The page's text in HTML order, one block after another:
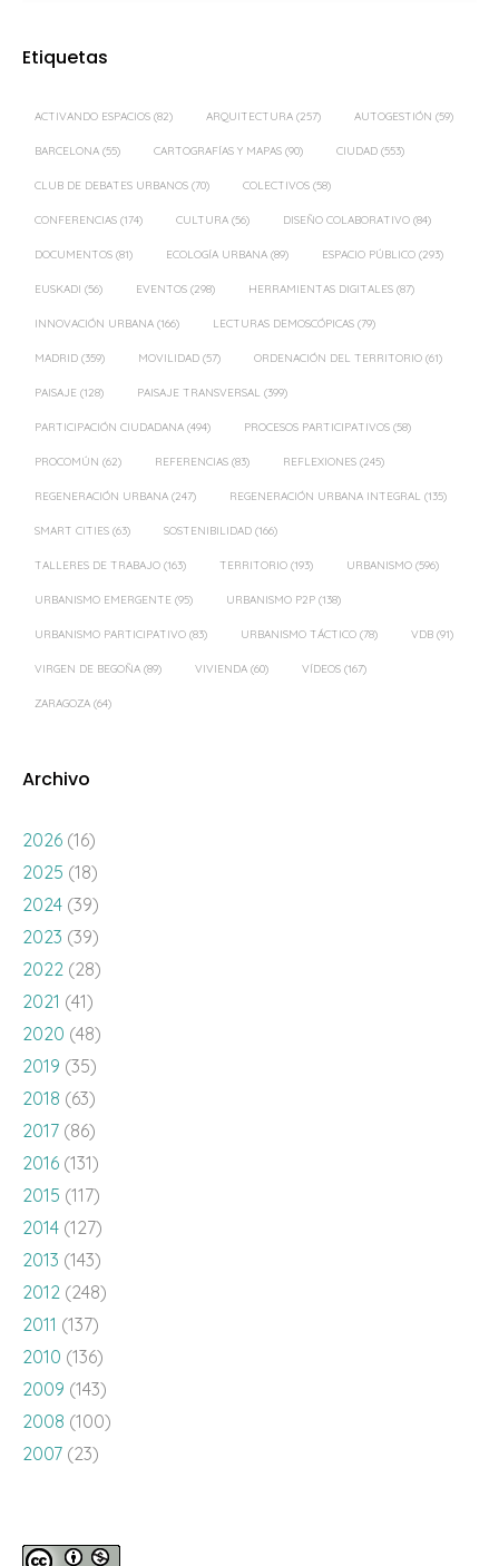
Etiquetas
ACTIVANDO ESPACIOS (82) ARQUITECTURA (257) AUTOGESTIÓN (59)
BARCELONA (55) CARTOGRAFÍAS Y MAPAS (90) CIUDAD (553)
CLUB DE DEBATES URBANOS (70) COLECTIVOS (58)
CONFERENCIAS (174) CULTURA (56) DISEÑO COLABORATIVO (84)
DOCUMENTOS (81) ECOLOGÍA URBANA (89) ESPACIO PÚBLICO (293)
EUSKADI (56) EVENTOS (298) HERRAMIENTAS DIGITALES (87)
INNOVACIÓN URBANA (166) LECTURAS DEMOSCÓPICAS (79)
MADRID (359) MOVILIDAD (57) ORDENACIÓN DEL TERRITORIO (61)
PAISAJE (128) PAISAJE TRANSVERSAL (399)
PARTICIPACIÓN CIUDADANA (494) PROCESOS PARTICIPATIVOS (58)
PROCOMÚN (62) REFERENCIAS (83) REFLEXIONES (245)
REGENERACIÓN URBANA (247) REGENERACIÓN URBANA INTEGRAL (135)
SMART CITIES (63) SOSTENIBILIDAD (166)
TALLERES DE TRABAJO (163) TERRITORIO (193) URBANISMO (596)
URBANISMO EMERGENTE (95) URBANISMO P2P (138)
URBANISMO PARTICIPATIVO (83) URBANISMO TÁCTICO (78) VDB (91)
VIRGEN DE BEGOÑA (89) VIVIENDA (60) VÍDEOS (167)
ZARAGOZA (64)
Archivo
2026 (16)
2025 (18)
2024 (39)
2023 (39)
2022 (28)
2021 (41)
2020 (48)
2019 (35)
2018 (63)
2017 (86)
2016 (131)
2015 (117)
2014 (127)
2013 (143)
2012 (248)
2011 (137)
2010 (136)
2009 (143)
2008 (100)
2007 (23)